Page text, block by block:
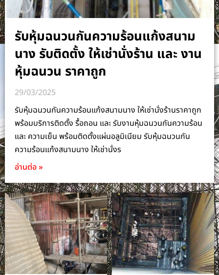
รับหุ้มฉนวนกันความร้อนแก้งสนาม
นาง รับติดตั้ง ให้เช่านั่งร้าน และ งาน
หุ้มฉนวน ราคาถูก
29/03/2025
รับหุ้มฉนวนกันความร้อนแก้งสนามนาง ให้เช่านั่งร้านราคาถูก
พร้อมบริการติดตั้ง รื้อถอน และ รับงานหุ้มฉนวนกันความร้อน
และ ความเย็น พร้อมติดตั้งแผ่นอลูมิเนียม รับหุ้มฉนวนกัน
ความร้อนแก้งสนามนาง ให้เช่านั่งร
อ่านต่อ »